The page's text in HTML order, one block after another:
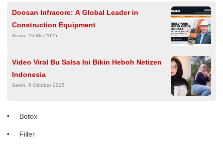
Doosan Infracore: A Global Leader in
Construction Equipment
Senin, 26 Mei 2025
Video Viral Bu Salsa Ini Bikin Heboh Netizen
Indonesia
Senin, 6 Oktober 2025
Botox
Filler